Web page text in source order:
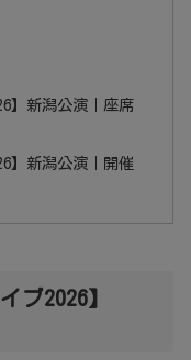
】新潟公演｜座席
】新潟公演｜開催
ブ2026】